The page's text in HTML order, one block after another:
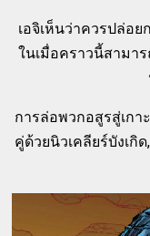
เอจิเห็นว่าควรปล่อ
ในเมื่อคราวนี้สามา
การล่อพวกอสูรสู่เกา
คู่ด้วยนิวเคลียร์บังเ